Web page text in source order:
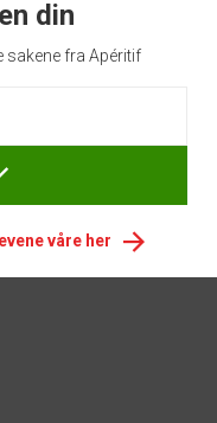
din
sakene fra Apéritif
våre her